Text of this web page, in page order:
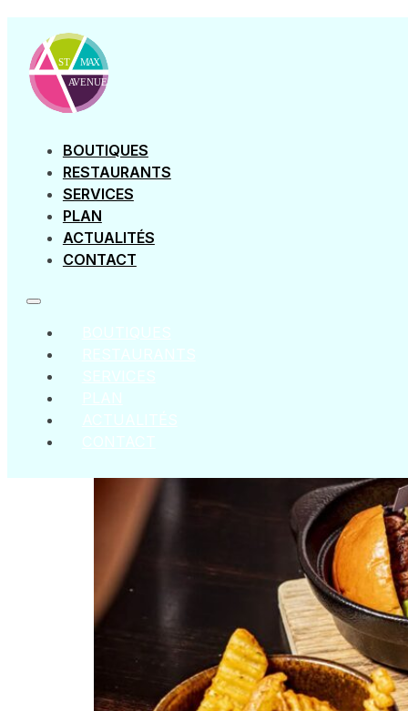
BOUTIQUES
RESTAURANTS
SERVICES
PLAN
ACTUALITÉS
CONTACT
BOUTIQUES
RESTAURANTS
SERVICES
PLAN
ACTUALITÉS
CONTACT
Étiquette :